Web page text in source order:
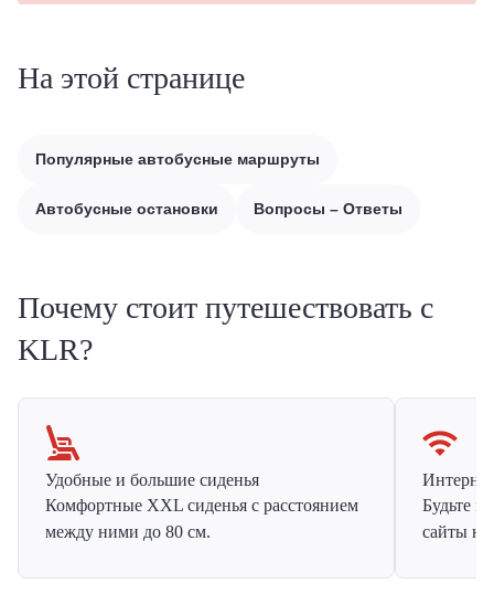
На этой странице
Популярные автобусные маршруты
Автобусные остановки Вопросы – Ответы
Почему стоит путешествовать с
KLR?
Удобные и большие сиденья
Комфортные XXL сиденья с расстоянием
между ними до 80 см.
Будьте
сайты на